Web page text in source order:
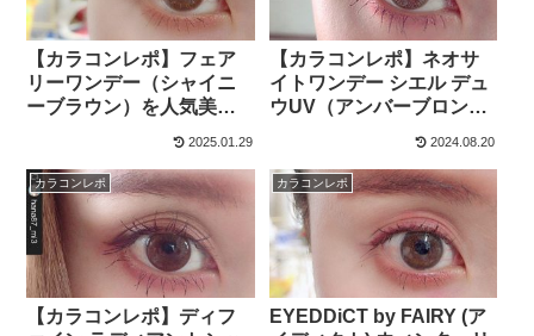
【カラコンレポ】フェア
リーワンデー（シャイニ
ーブラウン）を人気美容
師が今日のメイク＆カラ
2025.01.29
【カラコンレポ】ネオサ
イトワンデー シエル デュ
ウUV（アンバーブロン
ド）のカラコンをレポー
2024.08.20
カラコンレポ
【カラコンレポ】ディフ
カラコンレポ
EYEDDiCT by FAIRY (ア